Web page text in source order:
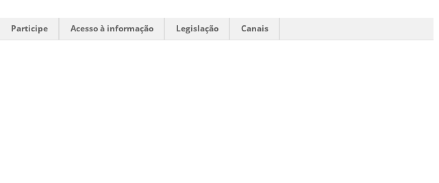
Participe Acesso à informação Legislação Canais